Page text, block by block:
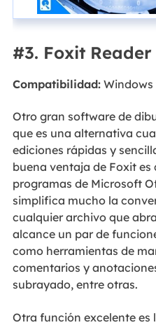
#3. Foxit Reader
Compatibilidad:Windows
Otro gran software de
que es una alternativa
ediciones rápidas y
buena ventaja de Foxit
programas de Microsoft
simplifica mucho la
cualquier archivo que
alcance un par de
como herramientas de
comentarios y
subrayado, entre otras.
Otra función excelente es